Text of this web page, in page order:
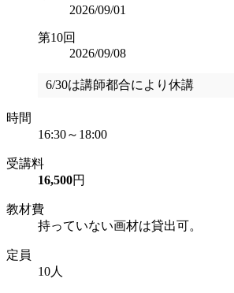
2026/09/01
第10回
2026/09/08
6/30は講師都合により休講
時間
16:30～18:00
受講料
16,500円
教材費
持っていない画材は貸出可。
定員
10人